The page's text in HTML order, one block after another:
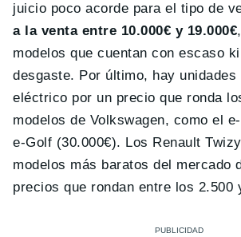
juicio poco acorde para el tipo de
a la venta entre 10.000€ y 19.000€
modelos que cuentan con escaso
desgaste. Por último, hay unidades
eléctrico por un precio que ronda
modelos de Volkswagen, como el
e-Golf (30.000€). Los Renault
modelos más baratos del mercado
precios que rondan entre los 2.500